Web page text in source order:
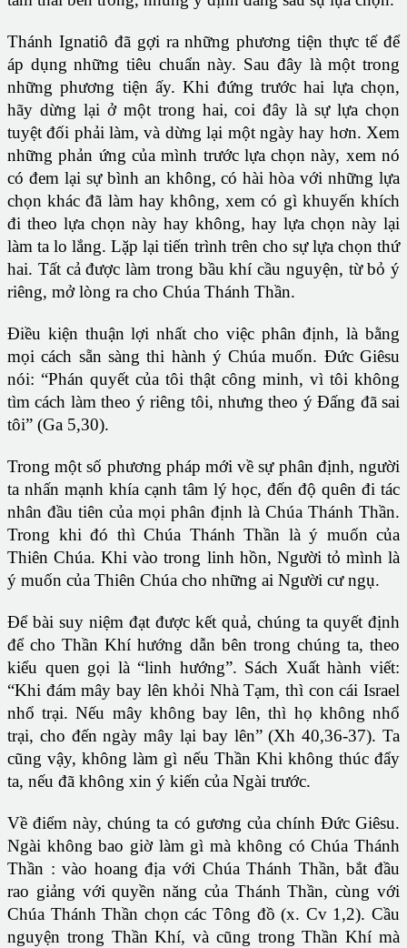
Thánh Ignatiô đã gợi ra những phương tiện thực tế để
áp dụng những tiêu chuẩn này. Sau đây là một trong
những phương tiện ấy. Khi đứng trước hai lựa chọn,
hãy dừng lại ở một trong hai, coi đây là sự lựa chọn
tuyệt đối phải làm, và dừng lại một ngày hay hơn. Xem
những phản ứng của mình trước lựa chọn này, xem nó
có đem lại sự bình an không, có hài hòa với những lựa
chọn khác đã làm hay không, xem có gì khuyến khích
đi theo lựa chọn này hay không, hay lựa chọn này lại
làm ta lo lắng. Lặp lại tiến trình trên cho sự lựa chọn thứ
hai. Tất cả được làm trong bầu khí cầu nguyện, từ bỏ ý
riêng, mở lòng ra cho Chúa Thánh Thần.
Điều kiện thuận lợi nhất cho việc phân định, là bằng
mọi cách sẵn sàng thi hành ý Chúa muốn. Đức Giêsu
nói: “Phán quyết của tôi thật công minh, vì tôi không
tìm cách làm theo ý riêng tôi, nhưng theo ý Đấng đã sai
tôi” (Ga 5,30).
Trong một số phương pháp mới về sự phân định, người
ta nhấn mạnh khía cạnh tâm lý học, đến độ quên đi tác
nhân đầu tiên của mọi phân định là Chúa Thánh Thần.
Trong khi đó thì Chúa Thánh Thần là ý muốn của
Thiên Chúa. Khi vào trong linh hồn, Người tỏ mình là
ý muốn của Thiên Chúa cho những ai Người cư ngụ.
Để bài suy niệm đạt được kết quả, chúng ta quyết định
để cho Thần Khí hướng dẫn bên trong chúng ta, theo
kiểu quen gọi là “linh hướng”. Sách Xuất hành viết:
“Khi đám mây bay lên khỏi Nhà Tạm, thì con cái Israel
nhổ trại. Nếu mây không bay lên, thì họ không nhổ
trại, cho đến ngày mây lại bay lên” (Xh 40,36-37). Ta
cũng vậy, không làm gì nếu Thần Khi không thúc đẩy
ta, nếu đã không xin ý kiến của Ngài trước.
Về điểm này, chúng ta có gương của chính Đức Giêsu.
Ngài không bao giờ làm gì mà không có Chúa Thánh
Thần : vào hoang địa với Chúa Thánh Thần, bắt đầu
rao giảng với quyền năng của Thánh Thần, cùng với
Chúa Thánh Thần chọn các Tông đồ (x. Cv 1,2). Cầu
nguyện trong Thần Khí, và cũng trong Thần Khí mà